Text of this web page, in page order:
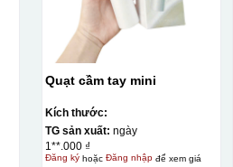
Quạt cầm tay mini
Kích thước:
TG sản xuất: ngày
1**.000 ₫
Đăng kýhoặc Đăng nhậpđể xem giá